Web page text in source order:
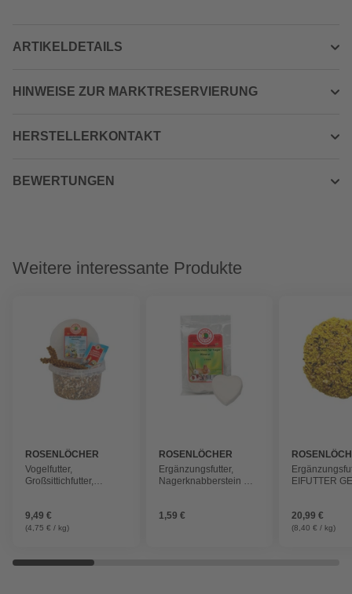
ARTIKELDETAILS
HINWEISE ZUR MARKTRESERVIERUNG
HERSTELLERKONTAKT
BEWERTUNGEN
Weitere interessante Produkte
ROSENLÖCHER
Vogelfutter,
Großsittichfutter,
9,49 €
(4,75 € / kg)
ROSENLÖCHER
Ergänzungsfutter,
Nagerknabberstein m.
1,59 €
EIFUTTER
EXOTEN
20,99 €
(8,40 € / kg)